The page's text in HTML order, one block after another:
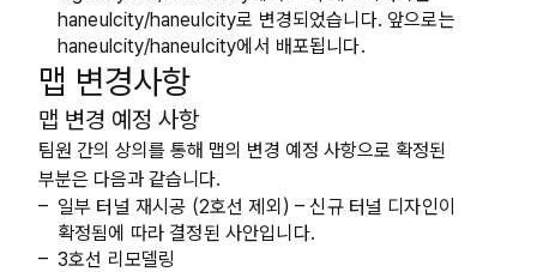
haneulcity/haneulcity로 변경되었습니다. 앞으로는
haneulcity/haneulcity에서 배포됩니다.
맵 변경사항
맵 변경 예정 사항
팀원 간의 상의를 통해 맵의 변경 예정 사항으로 확정된
부분은 다음과 같습니다.
일부 터널 재시공 (2호선 제외) – 신규 터널 디자인이
확정됨에 따라 결정된 사안입니다.
3호선 리모델링